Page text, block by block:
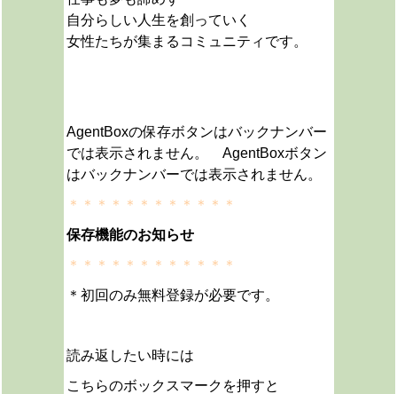
自分らしい人生を創っていく
女性たちが集まるコミュニティです。
AgentBoxの保存ボタンはバックナンバー
では表示されません。 AgentBoxボタン
はバックナンバーでは表示されません。
＊＊＊＊＊＊＊＊＊＊＊＊
保存機能のお知らせ
＊＊＊＊＊＊＊＊＊＊＊＊
＊初回のみ無料登録が必要です。
読み返したい時には
こちらのボックスマークを押すと